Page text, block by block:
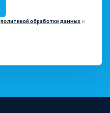
политикой обработки данных и